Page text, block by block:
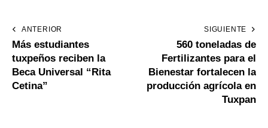
ANTERIOR
Más estudiantes
tuxpeños reciben la
Beca Universal “Rita
Cetina”
SIGUIENTE
560 toneladas de
Fertilizantes para el
Bienestar fortalecen la
producción agrícola en
Tuxpan